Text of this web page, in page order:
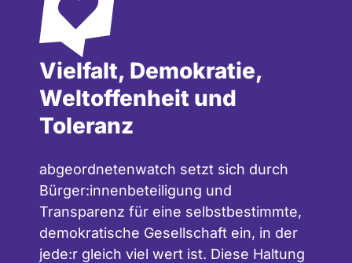
Vielfalt, Demokratie,
Weltoffenheit und
Toleranz
abgeordnetenwatch setzt sich durch
Bürger:innenbeteiligung und
Transparenz für eine selbstbestimmte,
demokratische Gesellschaft ein, in der
jede:r gleich viel wert ist. Diese Haltung